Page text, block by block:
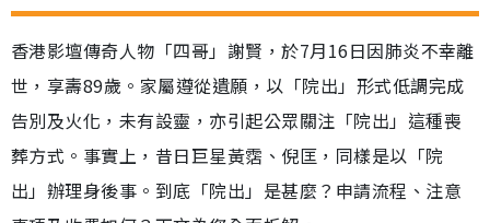
香港影壇傳奇人物「四哥」謝賢，於7月16日因肺炎不幸離
世，享壽89歲。家屬遵從遺願，以「院出」形式低調完成
告別及火化，未有設靈，亦引起公眾關注「院出」這種喪
葬方式。事實上，昔日巨星黃霑、倪匡，同樣是以「院
出」辦理身後事。到底「院出」是甚麼？申請流程、注意